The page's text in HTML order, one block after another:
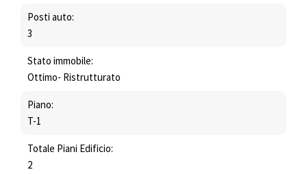
Posti auto:
3
Stato immobile:
Ottimo- Ristrutturato
Piano:
T-1
Totale Piani Edificio:
2